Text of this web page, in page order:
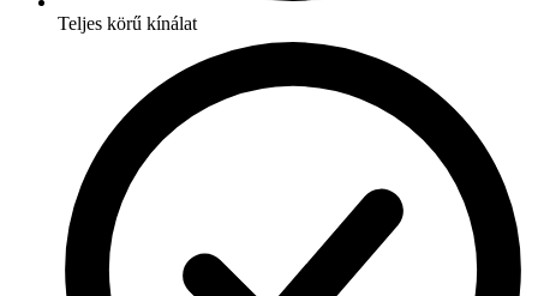
Teljes körű kínálat